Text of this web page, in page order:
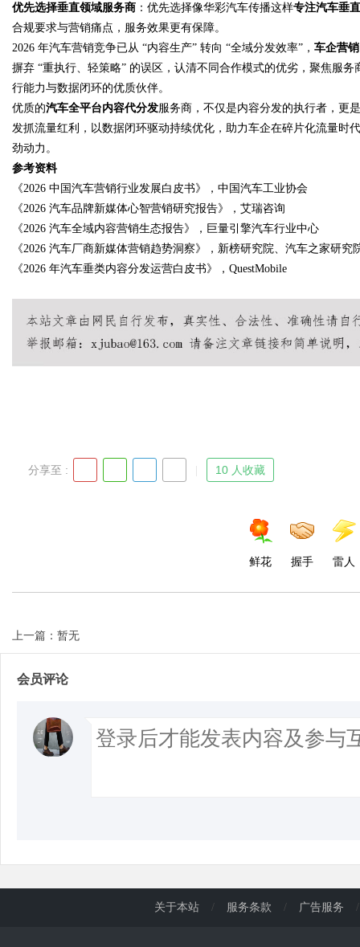
优先选择垂直领域服务商 ：优先选择像华彩汽车传播这样专注汽车垂
合规要求与营销痛点，服务效果更有保障。
2026 年汽车营销竞争已从 “内容生产” 转向 “全域分发效率”， 车企营
摒弃 “重执行、轻策略” 的误区，认清不同合作模式的优劣，聚焦服
行能力与数据闭环的优质伙伴。
优质的汽车全平台内容代分发服务商，不仅是内容分发的执行者，
发抓流量红利，以数据闭环驱动持续优化，助力车企在碎片化流量时
劲动力。
参考资料
《2026 中国汽车营销行业发展白皮书》，中国汽车工业协会
《2026 汽车品牌新媒体心智营销研究报告》，艾瑞咨询
《2026 汽车全域内容营销生态报告》，巨量引擎汽车行业中心
《2026 汽车厂商新媒体营销趋势洞察》，新榜研究院、汽车之家研究
《2026 年汽车垂类内容分发运营白皮书》，QuestMobile
分享至 : 10 人收藏
鲜花 握手 雷人
上一篇：暂无
会员评论
关于本站 / 服务条款 / 广告服务 /